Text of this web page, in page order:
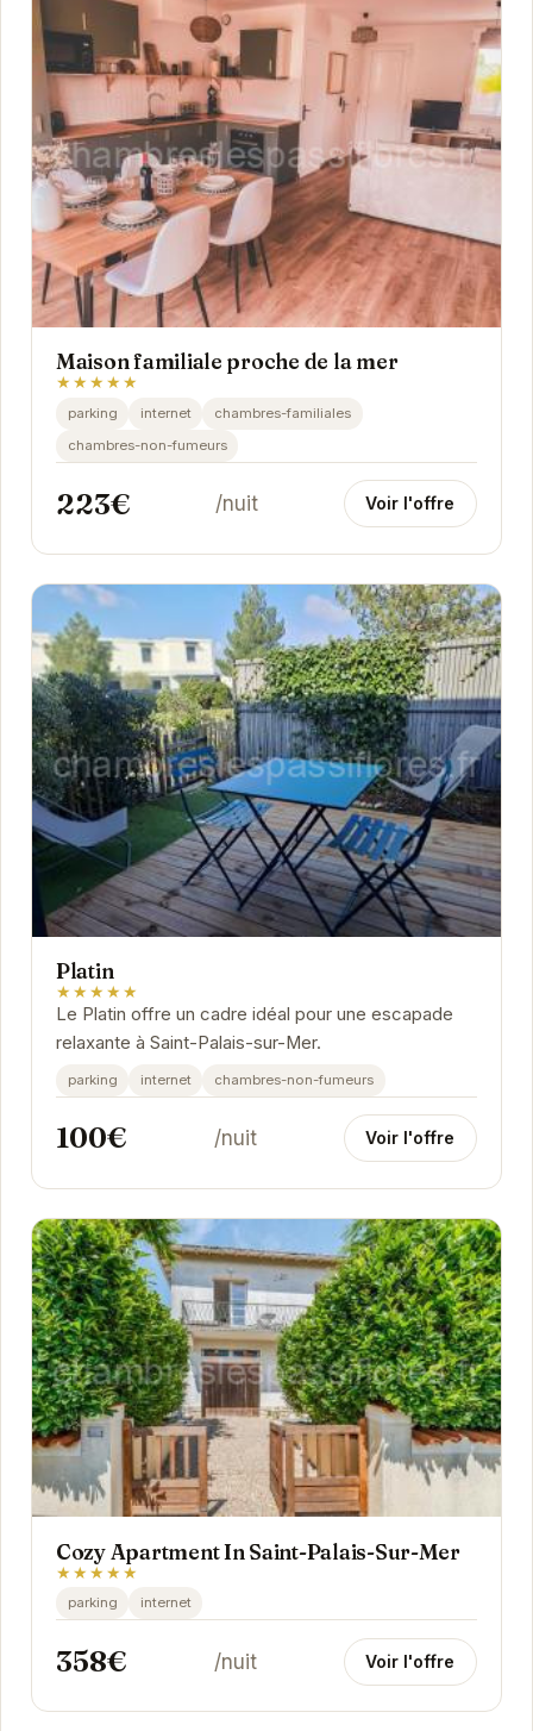
Maison familiale proche de la mer
★★★★★
parking internet
chambres-familiales
chambres-non-fumeurs
223€ /nuit Voir l'offre
Platin
★★★★★
Le Platin offre un cadre idéal pour une escapade
relaxante à Saint-Palais-sur-Mer.
parking internet chambres-non-fumeurs
100€ /nuit Voir l'offre
Cozy Apartment In Saint-Palais-Sur-Mer
★★★★★
parking internet
358€ /nuit Voir l'offre